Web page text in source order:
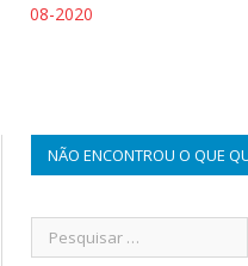
08-2020
NÃO ENCONTROU O QUE